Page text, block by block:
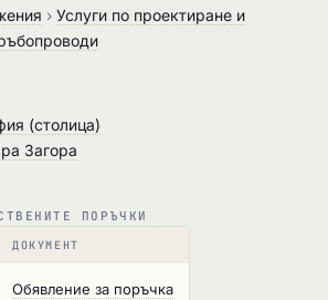
› Услуги по проектиране и
(столица)
Загора
ПОРЪЧКИ
ДОКУМЕНТ
Обявление за поръчка